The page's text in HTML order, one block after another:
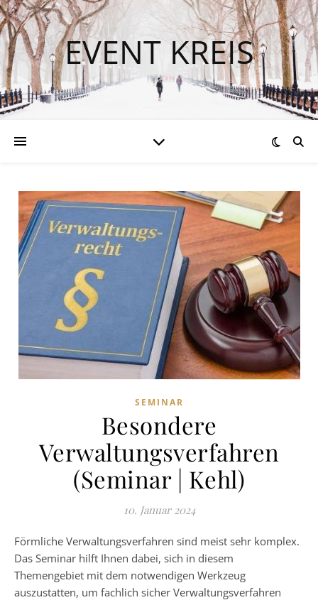
EVENT KREIS
SEMINAR
Besondere
Verwaltungsverfahren
(Seminar | Kehl)
10. Januar 2024
Förmliche Verwaltungsverfahren sind meist sehr komplex.
Das Seminar hilft Ihnen dabei, sich in diesem
Themengebiet mit dem notwendigen Werkzeug
auszustatten, um fachlich sicher Verwaltungsverfahren